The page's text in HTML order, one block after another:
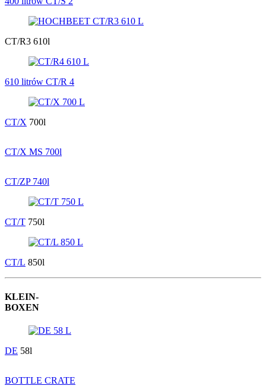
CT/R3 610l
610 litrów CT/R 4
CT/X 700l
CT/X MS 700l
CT/ZP 740l
CT/T 750l
CT/L 850l
KLEIN-
BOXEN
DE 58l
BOTTLE CRATE